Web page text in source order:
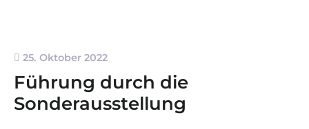
25. Oktober 2022
Führung durch die
Sonderausstellung